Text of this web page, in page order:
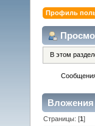
Профиль
В этом
Вложения
Страницы: [1]